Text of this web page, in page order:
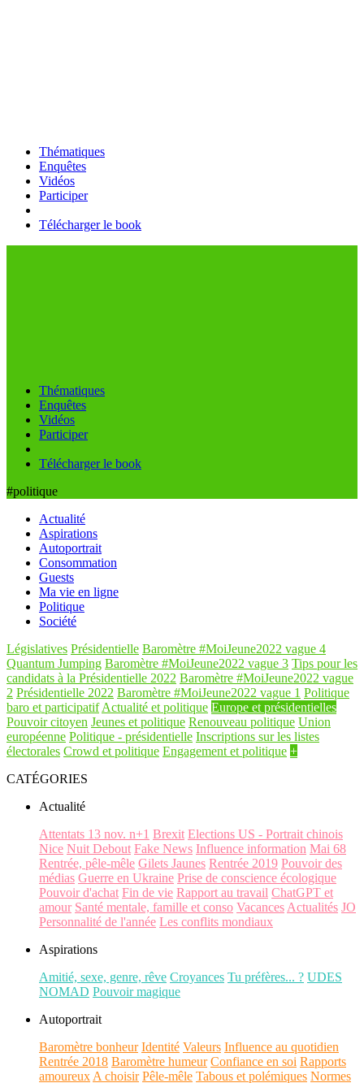
Thématiques
Enquêtes
Vidéos
Participer
Télécharger le book
Thématiques
Enquêtes
Vidéos
Participer
Télécharger le book
#politique
Actualité
Aspirations
Autoportrait
Consommation
Guests
Ma vie en ligne
Politique
Société
Législatives Présidentielle Baromètre #MoiJeune2022 vague 4
Quantum Jumping Baromètre #MoiJeune2022 vague 3 Tips pour les
candidats à la Présidentielle 2022 Baromètre #MoiJeune2022 vague
2 Présidentielle 2022 Baromètre #MoiJeune2022 vague 1 Politique
baro et participatif Actualité et politique Europe et présidentielles
Pouvoir citoyen Jeunes et politique Renouveau politique Union
européenne Politique - présidentielle Inscriptions sur les listes
électorales Crowd et politique Engagement et politique +
CATÉGORIES
Actualité
Attentats 13 nov. n+1 Brexit Elections US - Portrait chinois
Nice Nuit Debout Fake News Influence information Mai 68
Rentrée, pêle-mêle Gilets Jaunes Rentrée 2019 Pouvoir des
médias Guerre en Ukraine Prise de conscience écologique
Pouvoir d'achat Fin de vie Rapport au travail ChatGPT et
amour Santé mentale, famille et conso Vacances Actualités JO
Personnalité de l'année Les conflits mondiaux
Aspirations
Amitié, sexe, genre, rêve Croyances Tu préfères... ? UDES
NOMAD Pouvoir magique
Autoportrait
Baromètre bonheur Identité Valeurs Influence au quotidien
Rentrée 2018 Baromètre humeur Confiance en soi Rapports
amoureux A choisir Pêle-mêle Tabous et polémiques Normes